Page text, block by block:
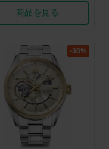
商品を見る
-30%